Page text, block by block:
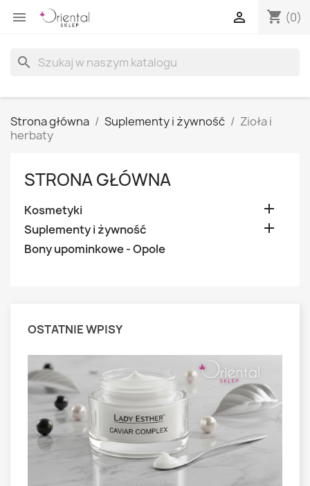
 shopping_cart (0)

search
Strona główna Suplementy i żywność
Zioła i
herbaty
STRONA GŁÓWNA
Kosmetyki 
Suplementy i żywność 
Bony upominkowe - Opole
OSTATNIE WPISY